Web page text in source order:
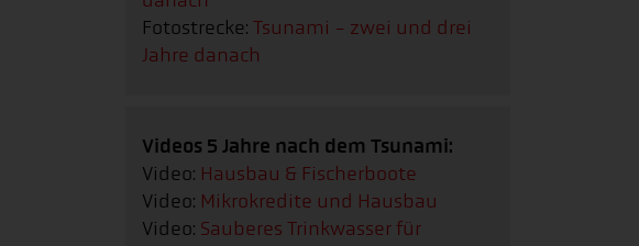
Fotostrecke: Tsunami - zwei und drei
Jahre danach
Videos 5 Jahre nach dem Tsunami:
Video: Hausbau & Fischerboote
Video: Mikrokredite und Hausbau
Video: Sauberes Trinkwasser für